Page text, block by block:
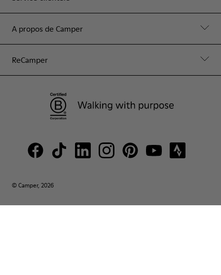
A propos de Camper
ReCamper
© Camper, 2026